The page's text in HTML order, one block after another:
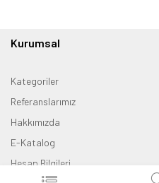
Kurumsal
Kategoriler
Referanslarımız
Hakkımızda
E-Katalog
Hesap Bilgileri